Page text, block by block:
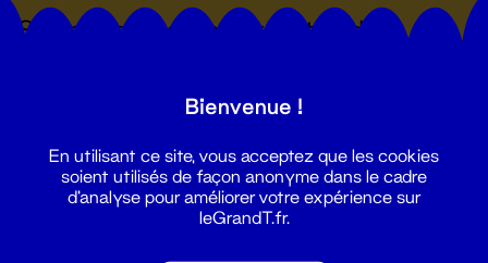
Suivez toutes les actualités du
Bienvenue !
En utilisant ce site, vous acceptez que les cookies
soient utilisés de façon anonyme dans le cadre
d'analyse pour améliorer votre expérience sur
leGrandT.fr.